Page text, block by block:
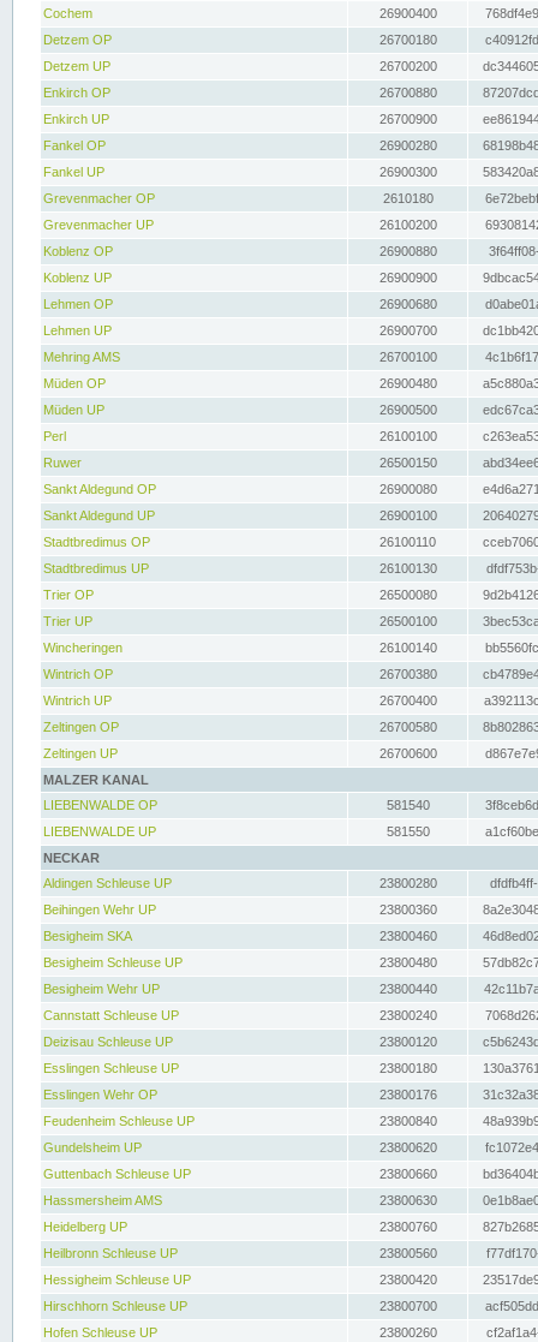
Cochem
26900400
Detzem OP
26700180
Detzem UP
26700200
Enkirch OP
26700880
Enkirch UP
26700900
Fankel OP
26900280
Fankel UP
26900300
Grevenmacher OP
2610180
Grevenmacher UP
26100200
Koblenz OP
26900880
Koblenz UP
26900900
Lehmen OP
26900680
Lehmen UP
26900700
Mehring AMS
26700100
Müden OP
26900480
Müden UP
26900500
Perl
26100100
Ruwer
26500150
Sankt Aldegund OP
26900080
Sankt Aldegund UP
26900100
Stadtbredimus OP
26100110
Stadtbredimus UP
26100130
Trier OP
26500080
Trier UP
26500100
Wincheringen
26100140
Wintrich OP
26700380
Wintrich UP
26700400
Zeltingen OP
26700580
Zeltingen UP
26700600
MALZER KANAL
LIEBENWALDE OP
581540
LIEBENWALDE UP
581550
NECKAR
Aldingen Schleuse UP
23800280
Beihingen Wehr UP
23800360
Besigheim SKA
23800460
Besigheim Schleuse UP
23800480
Besigheim Wehr UP
23800440
Cannstatt Schleuse UP
23800240
Deizisau Schleuse UP
23800120
Esslingen Schleuse UP
23800180
Esslingen Wehr OP
23800176
Feudenheim Schleuse UP
23800840
Gundelsheim UP
23800620
Guttenbach Schleuse UP
23800660
Hassmersheim AMS
23800630
Heidelberg UP
23800760
Heilbronn Schleuse UP
23800560
Hessigheim Schleuse UP
23800420
Hirschhorn Schleuse UP
23800700
Hofen Schleuse UP
23800260